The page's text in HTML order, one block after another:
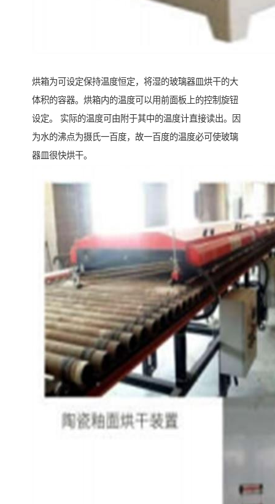
烘箱为可设定保持温度恒定，将湿的玻璃器皿烘干的大
体积的容器。烘箱内的温度可以用前面板上的控制旋钮
设定。 实际的温度可由附于其中的温度计直接读出。因
为水的沸点为摄氏一百度，故一百度的温度必可使玻璃
器皿很快烘干。